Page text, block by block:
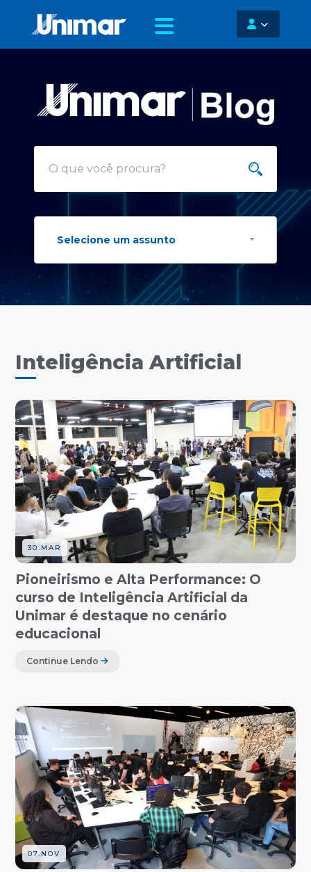
Selecione um assunto
Inteligência Artificial
30.MAR
Pioneirismo e Alta Performance: O
curso de Inteligência Artificial da
Unimar é destaque no cenário
educacional
Continue Lendo
07.NOV